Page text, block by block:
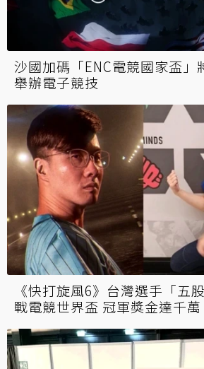
沙國加碼「ENC電競國家盃」
舉辦電子競技
《快打旋風6》台灣選手「五
戰電競世界盃 冠軍獎金達千萬